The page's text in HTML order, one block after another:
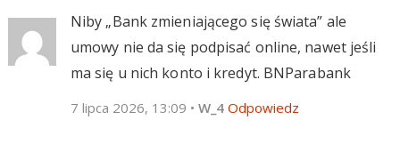
Niby „Bank zmieniającego się świata” ale
umowy nie da się podpisać online, nawet jeśli
ma się u nich konto i kredyt. BNParabank
7 lipca 2026, 13:09 • W_4 Odpowiedz